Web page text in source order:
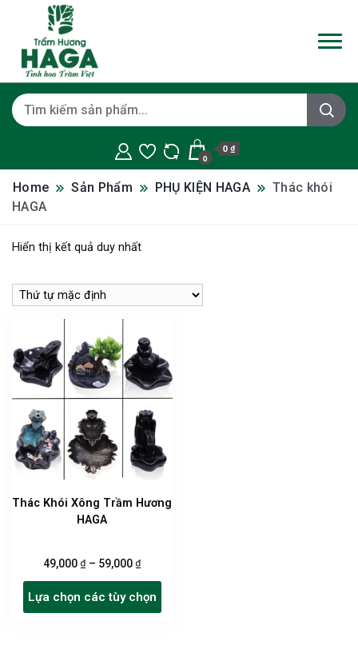
0
0 ₫
Home Sản Phẩm PHỤ KIỆN HAGA
Thác khói
HAGA
Hiển thị kết quả duy nhất
Thác Khói Xông Trầm Hương
HAGA
49,000 ₫ – 59,000 ₫
Lựa chọn các tùy chọn
Sản